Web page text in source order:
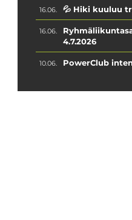
16.06. 💦 Hiki kuuluu
16.06.
4.7.2026
10.06. PowerClub